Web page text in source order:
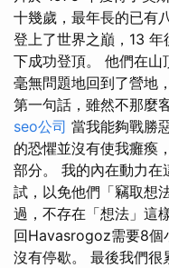
十幾歲，最年長的已有
登上了世界之巔，13
下成功登頂。 他們在山
毫無問題地回到了營地
第一句話，雖然不那麼
seo公司 當我能夠戰勝
的恐懼並沒有使我癱瘓
部分。 我的內在動力在
試，以免他們「竊取想
過，不存在「想法」這
回Havasrogoz需要8個
沒有停歇。 最後我們很